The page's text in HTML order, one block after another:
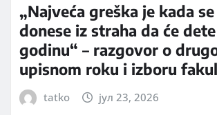
„Najveća greška je kada
donese iz straha da će
godinu“ – razgovor o
upisnom roku i izboru
tatko јул 23, 2026